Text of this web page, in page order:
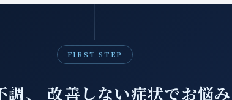
FIRST STEP
調、 改善しない症状でお悩